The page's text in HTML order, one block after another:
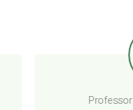
Professor